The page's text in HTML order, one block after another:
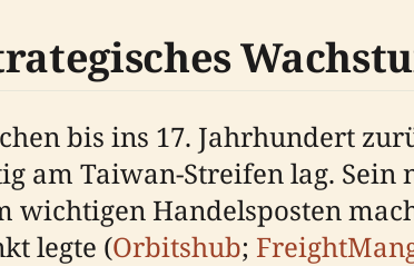
bis ins 17. Jahrhundert
am Taiwan-Streifen lag.
wichtigen Handelsposten
legte (Orbitshub;